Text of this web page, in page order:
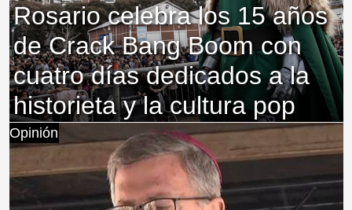
Rosario celebra los 15 años
de Crack Bang Boom con
cuatro días dedicados a la
historieta y la cultura pop
Opinión